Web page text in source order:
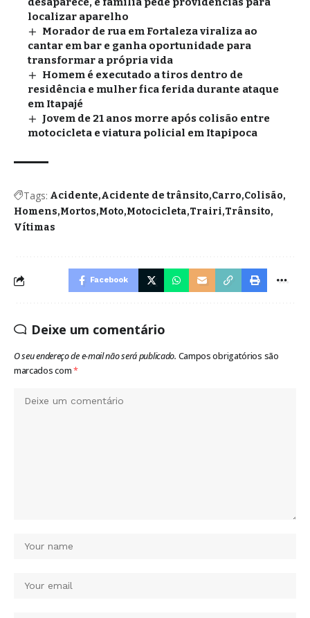
localizar aparelho
Morador de rua em Fortaleza viraliza ao
cantar em bar e ganha oportunidade para
transformar a própria vida
Homem é executado a tiros dentro de
residência e mulher fica ferida durante ataque
em Itapajé
Jovem de 21 anos morre após colisão entre
motocicleta e viatura policial em Itapipoca
Tags: Acidente Acidente de trânsito Carro Colisão
Homens Mortos Moto Motocicleta Trairi Trânsito
Vítimas
Facebook
Deixe um comentário
O seu endereço de e-mail não será publicado. Campos obrigatórios são
marcados com*